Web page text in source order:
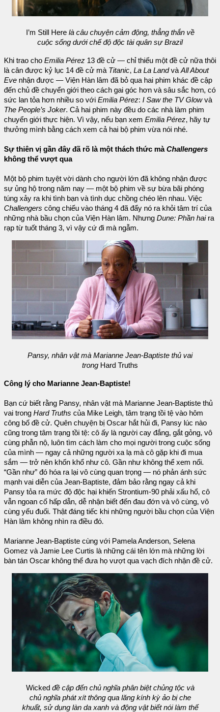
I’m Still Herelà câu chuyện cảm động, thẳng thắn về
cuộc sống dưới chế độ độc tài quân sự Brazil
Khi trao cho Emilia Pérez 13 đề cử — chỉ thiếu một đề cử nữa thôi
là cân được kỷ lục 14 đề cử mà Titanic, La La LandvàAll About
Eve nhận được — Viện Hàn lâm đã bỏ qua hai phim khác đề cập
đến chủ đề chuyển giới theo cách gai góc hơn và sâu sắc hơn, có
sức lan tỏa hơn nhiều so với Emilia Pérez: I Saw the TV Glowvà
The People’s Joker. Cả hai phim này đều do các nhà làm phim
chuyển giới thực hiện. Vì vậy, nếu bạn xem Emilia Pérez, hãy tự
thưởng mình bằng cách xem cả hai bộ phim vừa nói nhé.
Sự thiên vị gần đây đã rõ là một thách thức màChallengers
không thể vượt qua
Một bộ phim tuyệt vời dành cho người lớn đã không nhận được
sự ủng hộ trong năm nay — một bộ phim về sự bừa bãi phóng
túng xảy ra khi tình bạn và tình dục chồng chéo lên nhau. Việc
Challengers công chiếu vào tháng 4 đã đẩy nó ra khỏi tâm trí của
những nhà bầu chọn của Viện Hàn lâm. Nhưng Dune: Phần haira
rạp từ tuốt tháng 3, vì vậy cứ đi mà ngẫm.
Pansy, nhân vật mà Marianne Jean-Baptiste thủ vai
trong Hard Truths
Công lý cho Marianne Jean-Baptiste!
Bạn cứ biết rằng Pansy, nhân vật mà Marianne Jean-Baptiste thủ
vai trong Hard Truths của Mike Leigh, tâm trạng tồi tệ vào hôm
công bố đề cử. Quên chuyện bị Oscar hắt hủi đi, Pansy lúc nào
cũng trong tâm trạng tồi tệ: cô ấy là người cay đắng, gắt gỏng, vô
cùng phẫn nộ, luôn tìm cách làm cho mọi người trong cuộc sống
của mình — ngay cả những người xa lạ mà cô gặp khi đi mua
sắm — trở nên khốn khổ như cô. Gần như không thể xem nổi.
“Gần như” đó hóa ra lại vô cùng quan trọng — nó phản ánh sức
mạnh vai diễn của Jean-Baptiste, đảm bảo rằng ngay cả khi
Pansy tỏa ra mức độ độc hại khiến Strontium-90 phải xấu hổ, cô
vẫn ngoan cố hấp dẫn, dễ nhận biết đến đau đớn và vô cùng, vô
cùng yếu đuối. Thật đáng tiếc khi những người bầu chọn của Viện
Hàn lâm không nhìn ra điều đó.
Marianne Jean-Baptiste cùng với Pamela Anderson, Selena
Gomez và Jamie Lee Curtis là những cái tên lớn mà những lời
bàn tán Oscar không thể đưa họ vượt qua vạch đích nhận đề cử.
Wickedđề cập đến chủ nghĩa phân biệt chủng tộc và
chủ nghĩa phát xít thông qua lăng kính kỳ ảo bị che
khuất, sử dụng làn da xanh và động vật biết nói làm thế